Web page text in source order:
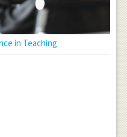
in Teaching